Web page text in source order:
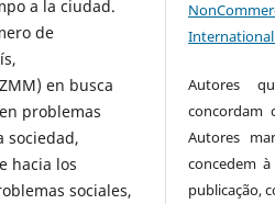
a la ciudad.
de
en busca
problemas
sociedad,
hacia los
sociales,
International
Autores
concordam
Autores
concedem
publicação,